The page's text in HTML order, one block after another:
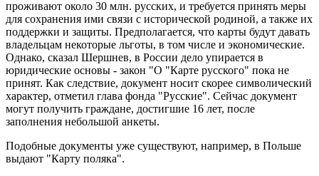
проживают около 30 млн. русских, и требуется принять меры
для сохранения ими связи с исторической родиной, а также их
поддержки и защиты. Предполагается, что карты будут давать
владельцам некоторые льготы, в том числе и экономические.
Однако, сказал Шершнев, в России дело упирается в
юридические основы - закон "О "Карте русского" пока не
принят. Как следствие, документ носит скорее символический
характер, отметил глава фонда "Русские". Сейчас документ
могут получить граждане, достигшие 16 лет, после
заполнения небольшой анкеты.
Подобные документы уже существуют, например, в Польше
выдают "Карту поляка".